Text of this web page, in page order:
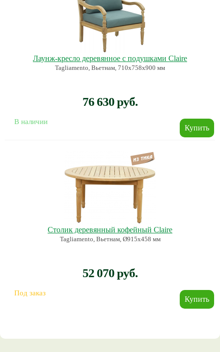
Лаунж-кресло деревянное с подушками Claire
Tagliamento, Вьетнам, 710х758х900 мм
76 630 руб.
В наличии
Столик деревянный кофейный Claire
Tagliamento, Вьетнам, Ø915х458 мм
52 070 руб.
Под заказ